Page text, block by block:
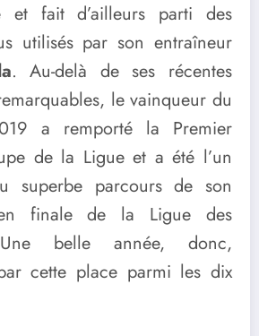
et fait d’ailleurs parti des
utilisés par son entraîneur
. Au-delà de ses récentes
le vainqueur du
a remporté la Premier
de la Ligue et a été l’un
superbe parcours de son
finale de la Ligue des
belle année, donc,
cette place parmi les dix